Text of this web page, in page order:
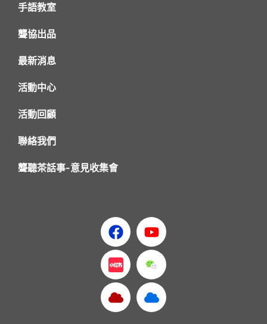
手語教室
聾協出品
最新消息
活動中心
活動回顧
聯絡我們
聾聽茶話事-意見收集會